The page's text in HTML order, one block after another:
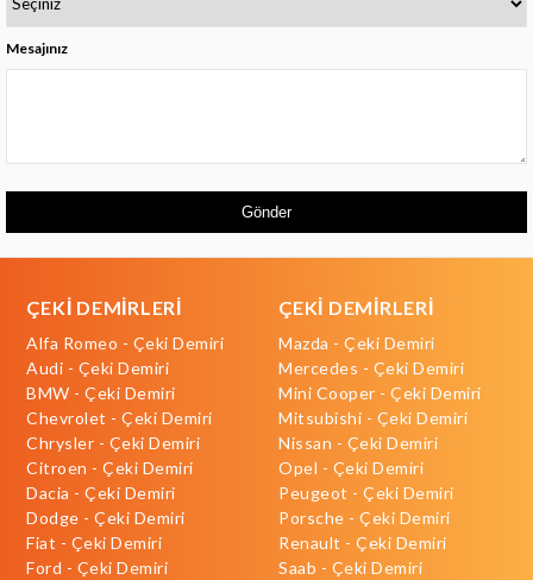
Mesajınız
Gönder
ÇEKİ DEMİRLERİ
Alfa Romeo - Çeki Demiri
Audi - Çeki Demiri
BMW - Çeki Demiri
Chevrolet - Çeki Demiri
Chrysler - Çeki Demiri
Citroen - Çeki Demiri
Dacia - Çeki Demiri
Dodge - Çeki Demiri
Fiat - Çeki Demiri
Ford - Çeki Demiri
ÇEKİ DEMİRLERİ
Mazda - Çeki Demiri
Mercedes - Çeki Demiri
Mini Cooper - Çeki Demiri
Mitsubishi - Çeki Demiri
Nissan - Çeki Demiri
Opel - Çeki Demiri
Peugeot - Çeki Demiri
Porsche - Çeki Demiri
Renault - Çeki Demiri
Saab - Çeki Demiri